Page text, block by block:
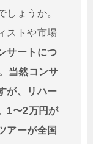
しょうか。
ストや市場
サートにつ
当然コンサ
が、リハー
1〜2万円が
アーが全国